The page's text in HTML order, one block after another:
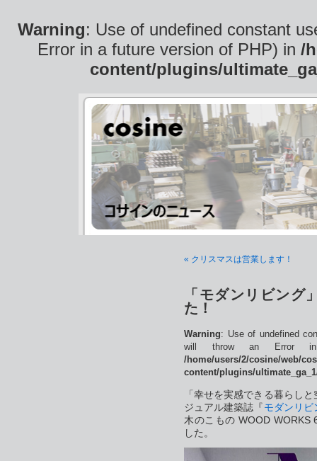
Warning: Use of undefined constant
Error in a future version of PHP) in /
content/plugins/
« クリスマスは営業します！
「モダンリビング
た！
Warning: Use of undefined
will throw an Error
/home/users/2/cosine/web/
content/plugins/
「幸せを実感できる暮らし
ジュアル建築誌『モダンリビ
木のこもの WOOD WORKS
した。